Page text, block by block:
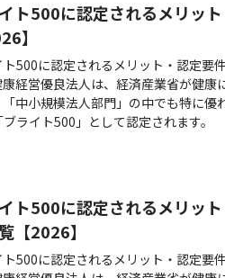
ト500に認定されるメリッ
】
500に認定されるメリット・認定要
経営優良法人は、経済産業省が健康
中小規模法人部門」の中でも特に優
ライト500」として認定されます。
ト500に認定されるメリッ
【2026】
500に認定されるメリット・認定要